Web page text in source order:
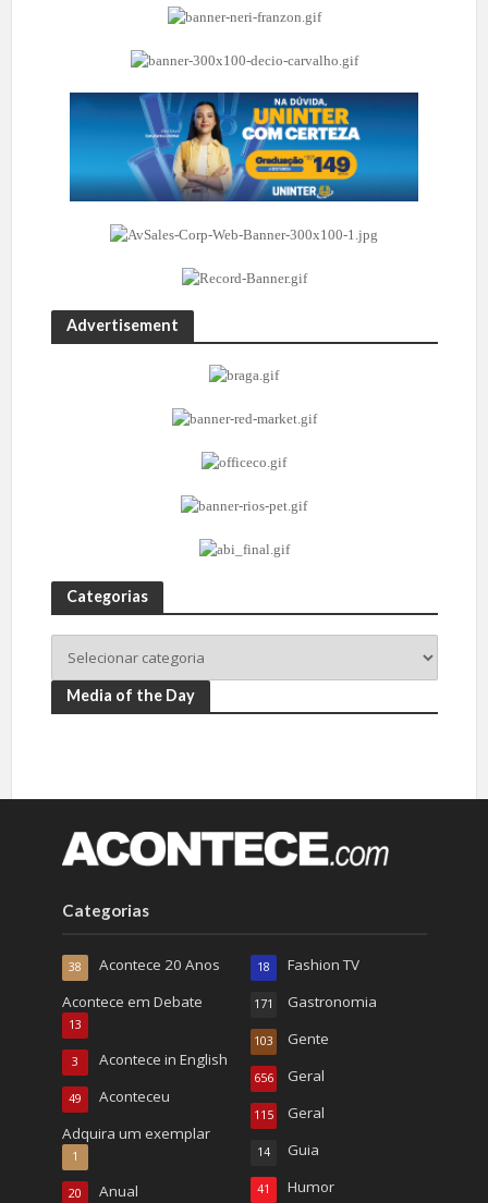
Advertisement
Categorias
Media of the Day
Categorias
Acontece 20 Anos
38
Acontece em Debate
13
Acontece in English
3
Aconteceu
49
Adquira um exemplar
1
Anual
20
Fashion TV
18
Gastronomia
171
Gente
103
Geral
656
Geral
115
Guia
14
Humor
41